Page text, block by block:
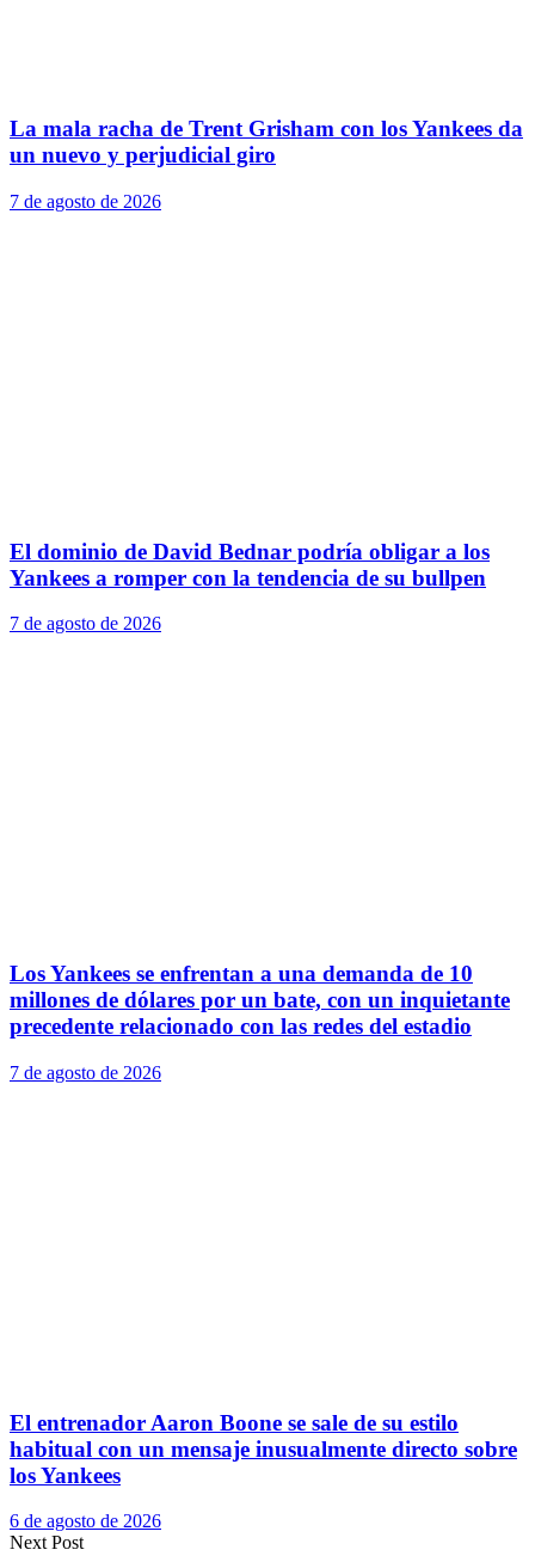
La mala racha de Trent Grisham con los Yankees da
un nuevo y perjudicial giro
7 de agosto de 2026
El dominio de David Bednar podría obligar a los
Yankees a romper con la tendencia de su bullpen
7 de agosto de 2026
Los Yankees se enfrentan a una demanda de 10
millones de dólares por un bate, con un inquietante
precedente relacionado con las redes del estadio
7 de agosto de 2026
El entrenador Aaron Boone se sale de su estilo
habitual con un mensaje inusualmente directo sobre
los Yankees
6 de agosto de 2026
Next Post